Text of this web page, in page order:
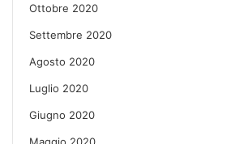
Ottobre 2020
Settembre 2020
Agosto 2020
Luglio 2020
Giugno 2020